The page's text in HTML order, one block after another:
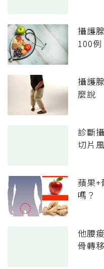
攝護
100例
攝護腺癌
麼說
診斷
切片
蘋果
嗎？
他腰
骨轉移